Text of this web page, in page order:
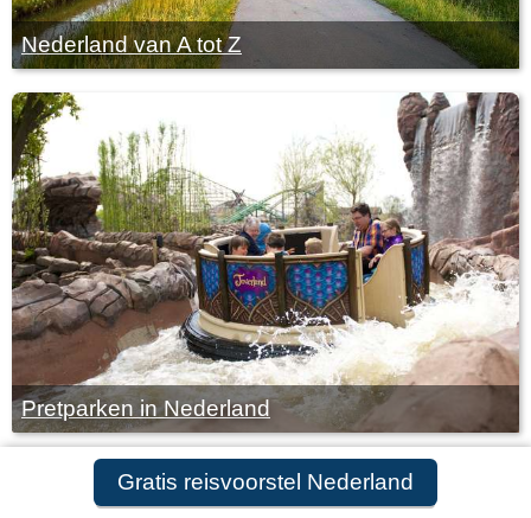
Gratis reisvoorstel Nederland
Nederland van A tot Z
Pretparken in Nederland